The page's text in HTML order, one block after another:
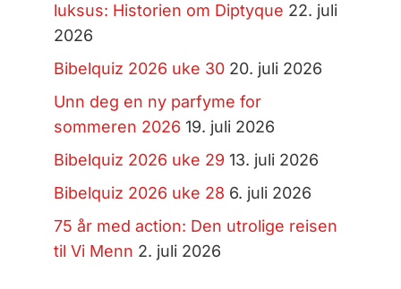
luksus: Historien om Diptyque 22. juli
2026
Bibelquiz 2026 uke 30 20. juli 2026
Unn deg en ny parfyme for
sommeren 2026 19. juli 2026
Bibelquiz 2026 uke 29 13. juli 2026
Bibelquiz 2026 uke 28 6. juli 2026
75 år med action: Den utrolige reisen
til Vi Menn 2. juli 2026